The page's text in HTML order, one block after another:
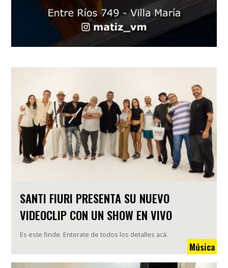
SANTI FIURI PRESENTA SU NUEVO
VIDEOCLIP CON UN SHOW EN VIVO
Es este finde. Enterate de todos los detalles acá.
Música